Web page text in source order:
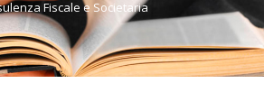
Fiscale e Societaria